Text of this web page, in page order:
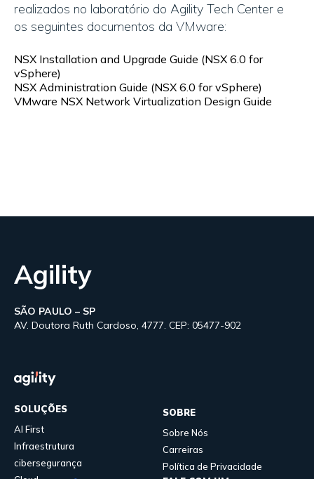
realizados no laboratório do Agility Tech Center e
os seguintes documentos da VMware:
NSX Installation and Upgrade Guide (NSX 6.0 for
vSphere)
NSX Administration Guide (NSX 6.0 for vSphere)
VMware NSX Network Virtualization Design Guide
Agility
SÃO PAULO – SP
AV. Doutora Ruth Cardoso, 4777. CEP: 05477-902
SOLUÇÕES
AI First
Infraestrutura
cibersegurança
SOBRE
Sobre Nós
Carreiras
Política de Privacidade